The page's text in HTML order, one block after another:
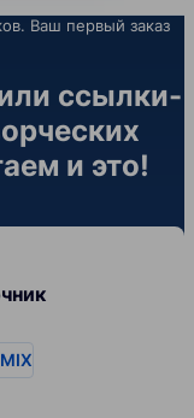
Ваш первый заказ
ссылки-
и это!
MIX